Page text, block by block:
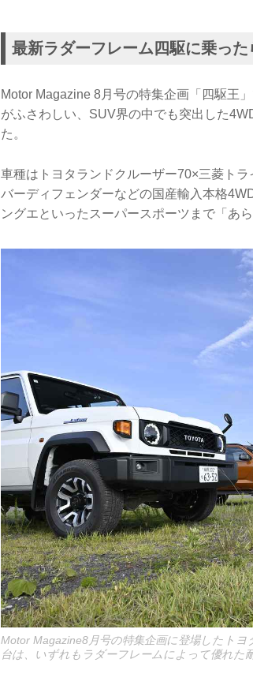
最新ラダーフレーム四駆に乗っ
Motor Magazine 8月号の特集企画「四駆王
がふさわしい、SUV界の中でも突出した
た。
車種はトヨタランドクルーザー70×三菱ト
バーディフェンダーなどの国産輸入本格
ングエといったスーパースポーツまで「あ
Motor Magazine8月号の特集企画に登場したト
台は、いずれもラダーフレームによって優れた